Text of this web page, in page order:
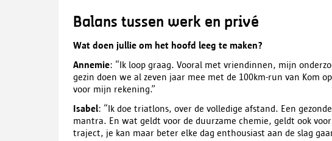
Balans tussen werk en privé
Wat doen jullie om het hoofd leeg te maken?
Annemie: “Ik loop graag. Vooral met vriendinnen, mijn
gezin doen we al zeven jaar mee met de 100km-run van Kom
voor mijn rekening.”
Isabel: “Ik doe triatlons, over de volledige afstand. Een
mantra. En wat geldt voor de duurzame chemie, geldt ook
traject, je kan maar beter elke dag enthousiast aan de slag